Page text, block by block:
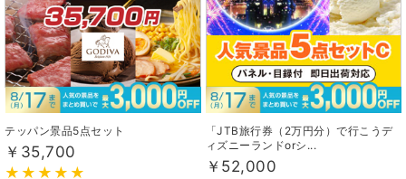
テッパン景品5点セット
￥35,700
「JTB旅行券（2万円分）で行こうデ
ィズニーランドorシ...
￥52,000